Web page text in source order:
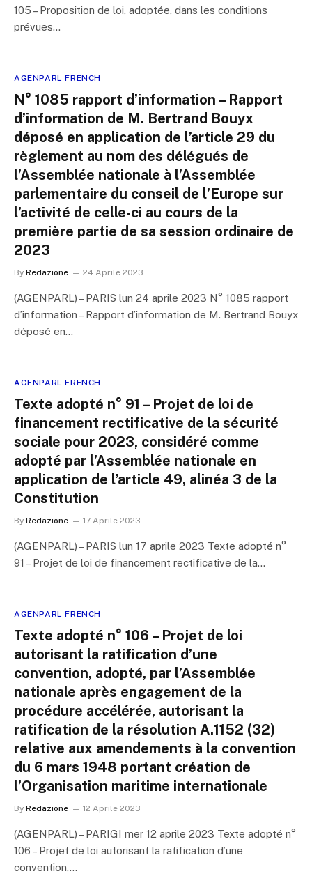
105 – Proposition de loi, adoptée, dans les conditions
prévues…
AGENPARL FRENCH
N° 1085 rapport d’information – Rapport
d’information de M. Bertrand Bouyx
déposé en application de l’article 29 du
règlement au nom des délégués de
l’Assemblée nationale à l’Assemblée
parlementaire du conseil de l’Europe sur
l’activité de celle-ci au cours de la
première partie de sa session ordinaire de
2023
By Redazione 24 Aprile 2023
(AGENPARL) – PARIS lun 24 aprile 2023 N° 1085 rapport
d’information – Rapport d’information de M. Bertrand Bouyx
déposé en…
AGENPARL FRENCH
Texte adopté n° 91 – Projet de loi de
financement rectificative de la sécurité
sociale pour 2023, considéré comme
adopté par l’Assemblée nationale en
application de l’article 49, alinéa 3 de la
Constitution
By Redazione 17 Aprile 2023
(AGENPARL) – PARIS lun 17 aprile 2023 Texte adopté n°
91 – Projet de loi de financement rectificative de la…
AGENPARL FRENCH
Texte adopté n° 106 – Projet de loi
autorisant la ratification d’une
convention, adopté, par l’Assemblée
nationale après engagement de la
procédure accélérée, autorisant la
ratification de la résolution A.1152 (32)
relative aux amendements à la convention
du 6 mars 1948 portant création de
l’Organisation maritime internationale
By Redazione 12 Aprile 2023
(AGENPARL) – PARIGI mer 12 aprile 2023 Texte adopté n°
106 – Projet de loi autorisant la ratification d’une
convention,…